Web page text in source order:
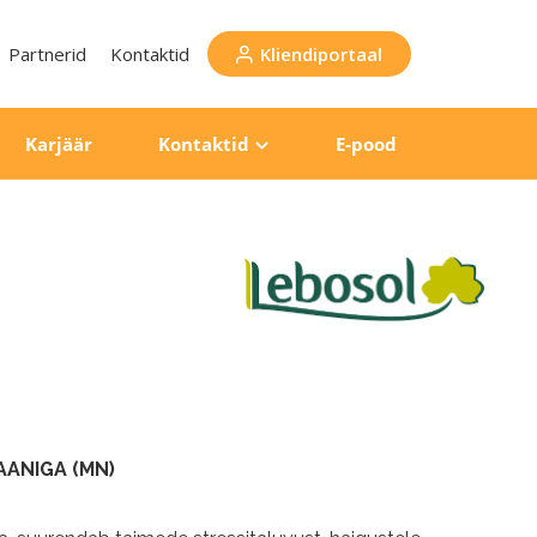
Partnerid Kontaktid Kliendiportaal
Karjäär Kontaktid E-pood
(MN)